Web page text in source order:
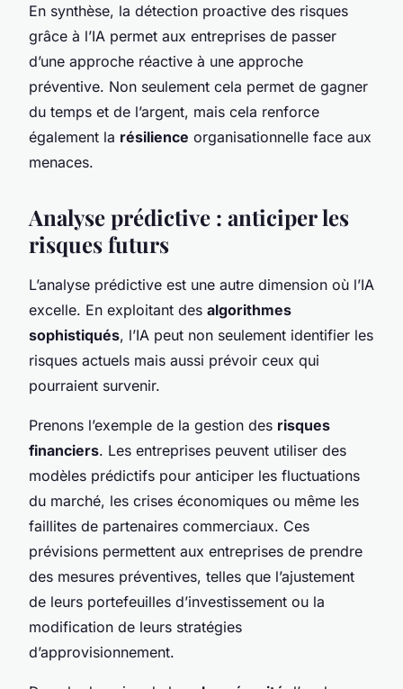
En synthèse, la détection proactive des risques
grâce à l’IA permet aux entreprises de passer
d’une approche réactive à une approche
préventive. Non seulement cela permet de gagner
du temps et de l’argent, mais cela renforce
également la résilience organisationnelle face aux
menaces.
Analyse prédictive : anticiper les
risques futurs
L’analyse prédictive est une autre dimension où l’IA
excelle. En exploitant des algorithmes
sophistiqués, l’IA peut non seulement identifier les
risques actuels mais aussi prévoir ceux qui
pourraient survenir.
Prenons l’exemple de la gestion des risques
financiers. Les entreprises peuvent utiliser des
modèles prédictifs pour anticiper les fluctuations
du marché, les crises économiques ou même les
faillites de partenaires commerciaux. Ces
prévisions permettent aux entreprises de prendre
des mesures préventives, telles que l’ajustement
de leurs portefeuilles d’investissement ou la
modification de leurs stratégies
d’approvisionnement.